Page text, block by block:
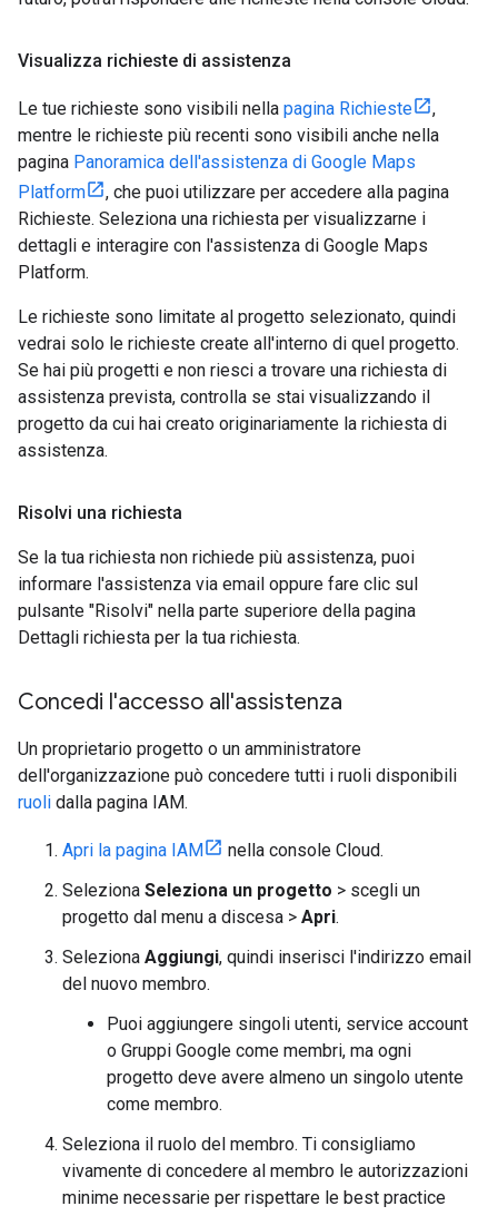
Visualizza richieste di assistenza
Le tue richieste sono visibili nella pagina Richieste
,
mentre le richieste più recenti sono visibili anche nella
pagina Panoramica dell'assistenza di Google Maps
Platform
, che puoi utilizzare per accedere alla pagina
Richieste. Seleziona una richiesta per visualizzarne i
dettagli e interagire con l'assistenza di Google Maps
Platform.
Le richieste sono limitate al progetto selezionato, quindi
vedrai solo le richieste create all'interno di quel progetto.
Se hai più progetti e non riesci a trovare una richiesta di
assistenza prevista, controlla se stai visualizzando il
progetto da cui hai creato originariamente la richiesta di
assistenza.
Risolvi una richiesta
Se la tua richiesta non richiede più assistenza, puoi
informare l'assistenza via email oppure fare clic sul
pulsante "Risolvi" nella parte superiore della pagina
Dettagli richiesta per la tua richiesta.
Concedi l'accesso all'assistenza
Un proprietario progetto o un amministratore
dell'organizzazione può concedere tutti i ruoli disponibili
ruoli dalla pagina IAM.
Apri la pagina IAM
nella console Cloud.
Seleziona Seleziona un progetto > scegli un
progetto dal menu a discesa > Apri.
Seleziona Aggiungi, quindi inserisci l'indirizzo email
del nuovo membro.
Puoi aggiungere singoli utenti, service account
o Gruppi Google come membri, ma ogni
progetto deve avere almeno un singolo utente
come membro.
Seleziona il ruolo del membro. Ti consigliamo
vivamente di concedere al membro le autorizzazioni
minime necessarie per rispettare le best practice